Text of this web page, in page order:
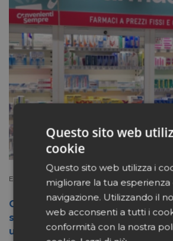
Extracanale
Conad apre a Firenze il
suo nuovo format Benessity:
uno, parafarmacia compresa
Questo sito web
cookie
Questo sito web utilizza i
migliorare la tua esperienza
navigazione. Utilizzando il
web acconsenti a tutti i
conformità con la nostra